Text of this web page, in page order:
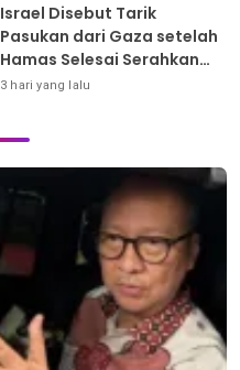
Israel Disebut Tarik
Pasukan dari Gaza setelah
Hamas Selesai Serahkan
Senjata
3 hari yang lalu